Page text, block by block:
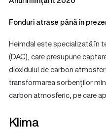
Fonduri atrase până în
Heimdal este specializată în
(DAC), care presupune
dioxidului de carbon
transformarea sorbenților
carbon atmosferic, pe care
Klima